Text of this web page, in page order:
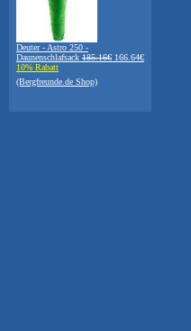
Deuter - Astro 250 -
Daunenschlafsack 185.16€ 166.64€
10% Rabatt
(Bergfreunde.de Shop)